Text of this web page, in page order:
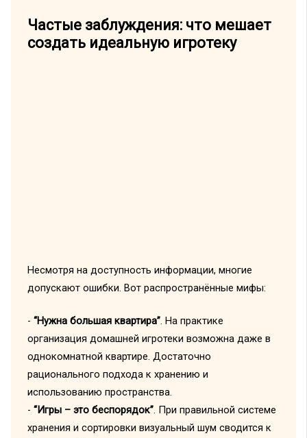
Частые заблуждения: что мешает
создать идеальную игротеку
Несмотря на доступность информации, многие
допускают ошибки. Вот распространённые мифы:
- “Нужна большая квартира”. На практике
организация домашней игротеки возможна даже в
однокомнатной квартире. Достаточно
рационального подхода к хранению и
использованию пространства.
- “Игры – это беспорядок”. При правильной системе
хранения и сортировки визуальный шум сводится к